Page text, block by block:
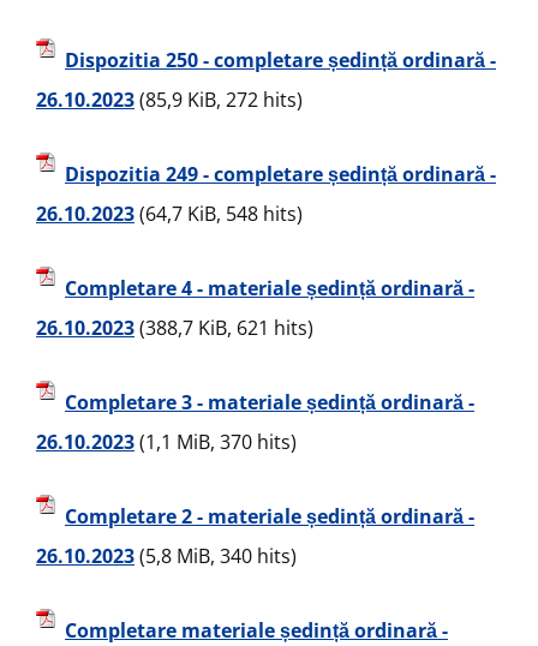
Dispozitia 250 - completare ședință ordinară -
26.10.2023(85,9 KiB, 272 hits)
Dispozitia 249 - completare ședință ordinară -
26.10.2023(64,7 KiB, 548 hits)
Completare 4 - materiale ședință ordinară -
26.10.2023(388,7 KiB, 621 hits)
Completare 3 - materiale ședință ordinară -
26.10.2023(1,1 MiB, 370 hits)
Completare 2 - materiale ședință ordinară -
26.10.2023(5,8 MiB, 340 hits)
Completare materiale ședință ordinară -